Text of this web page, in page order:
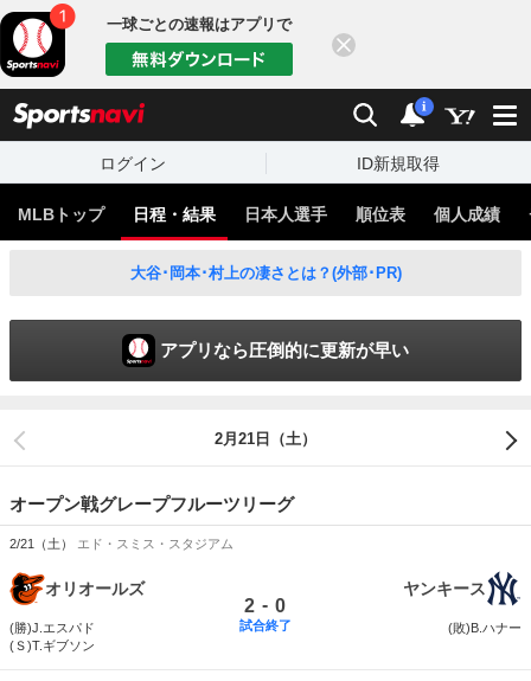
一球ごとの速報はアプリで
検索 通知
i
ログイン ID新規取得
MLBトップ 日程・結果 日本人選手 順位表 個人成績
大谷･岡本･村上の凄さとは？(外部･PR)
アプリなら圧倒的に更新が早い
2月21日（土）
オープン戦グレープフルーツリーグ
2/21（土） エド・スミス・スタジアム
オリオールズ
(勝)J.エスパド
(Ｓ)T.ギブソン
2 - 0
試合終了
ヤンキース
(敗)B.ハナー